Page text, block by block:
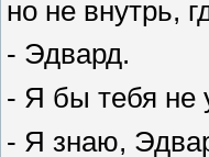
но не внутрь,
- Эдвард.
- Я бы тебя не
- Я знаю,